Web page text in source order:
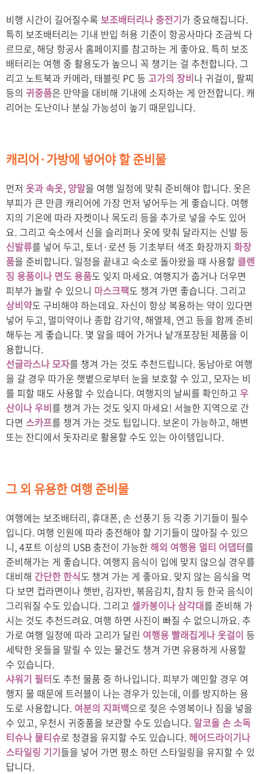
비행 시간이 길어질수록 보조배터리나 충전기가 중요해집니다.
특히 보조배터리는 기내 반입 허용 기준이 항공사마다 조금씩 다
르므로, 해당 항공사 홈페이지를 참고하는 게 좋아요. 특히 보조
배터리는 여행 중 활용도가 높으니 꼭 챙기는 걸 추천합니다. 그
리고 노트북과 카메라, 태블릿 PC 등 고가의 장비나 귀걸이, 팔찌
등의 귀중품은 만약을 대비해 기내에 소지하는 게 안전합니다. 캐
리어는 도난이나 분실 가능성이 높기 때문입니다.
캐리어·가방에 넣어야 할 준비물
먼저 옷과 속옷, 양말을 여행 일정에 맞춰 준비해야 합니다. 옷은
부피가 큰 만큼 캐리어에 가장 먼저 넣어두는 게 좋습니다. 여행
지의 기온에 따라 자켓이나 목도리 등을 추가로 넣을 수도 있어
요. 그리고 숙소에서 신을 슬리퍼나 옷에 맞춰 달라지는 신발 등
신발류를 넣어 두고, 토너·로션 등 기초부터 색조 화장까지 화장
품을 준비합니다. 일정을 끝내고 숙소로 돌아왔을 때 사용할 클렌
징 용품이나 면도 용품도 잊지 마세요. 여행지가 춥거나 더우면
피부가 놀랄 수 있으니 마스크팩도 챙겨 가면 좋습니다. 그리고
상비약도 구비해야 하는데요. 자신이 항상 복용하는 약이 있다면
넣어 두고, 멀미약이나 종합 감기약, 해열제, 연고 등을 함께 준비
해두는 게 좋습니다. 몇 알을 떼어 가거나 낱개포장된 제품을 이
용합니다.
선글라스나 모자를 챙겨 가는 것도 추천드립니다. 동남아로 여행
을 갈 경우 따가운 햇볕으로부터 눈을 보호할 수 있고, 모자는 비
를 피할 때도 사용할 수 있습니다. 여행지의 날씨를 확인하고 우
산이나 우비를 챙겨 가는 것도 잊지 마세요! 서늘한 지역으로 간
다면 스카프를 챙겨 가는 것도 팁입니다. 보온이 가능하고, 해변
또는 잔디에서 돗자리로 활용할 수도 있는 아이템입니다.
그 외 유용한 여행 준비물
여행에는 보조배터리, 휴대폰, 손 선풍기 등 각종 기기들이 필수
입니다. 여행 인원에 따라 충전해야 할 기기들이 많아질 수 있으
니, 4포트 이상의 USB 충전이 가능한 해외 여행용 멀티 어댑터를
준비해가는 게 좋습니다. 여행지 음식이 입에 맞지 않으실 경우를
대비해 간단한 한식도 챙겨 가는 게 좋아요. 맞지 않는 음식을 먹
다 보면 컵라면이나 햇반, 김자반, 볶음김치, 참치 등 한국 음식이
그리워질 수도 있습니다. 그리고 셀카봉이나 삼각대를 준비해 가
시는 것도 추천드려요. 여행 하면 사진이 빠질 수 없으니까요. 추
가로 여행 일정에 따라 고리가 달린 여행용 빨래집게나 옷걸이 등
세탁한 옷들을 말릴 수 있는 물건도 챙겨 가면 유용하게 사용할
수 있습니다.
샤워기 필터도 추천 물품 중 하나입니다. 피부가 예민할 경우 여
행지 물 때문에 트러블이 나는 경우가 있는데, 이를 방지하는 용
도로 사용합니다. 여분의 지퍼백으로 젖은 수영복이나 짐을 넣을
수 있고, 우천시 귀중품을 보관할 수도 있습니다. 알코올 손 소독
티슈나 물티슈로 청결을 유지할 수도 있습니다. 헤어드라이기나
스타일링 기기들을 넣어 가면 평소 하던 스타일링을 유지할 수 있
답니다.